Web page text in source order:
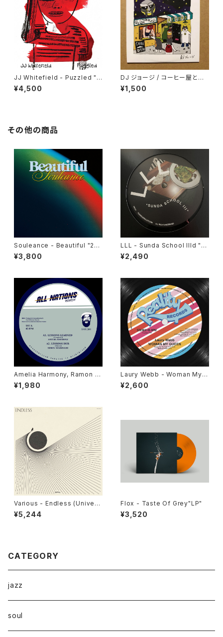
JJ Whitefield - Puzzled "L
P"
¥4,500
DJ ジョージ / コーヒー屋とレ
コード屋がやりたくてCD出しま
した
¥1,500
その他の商品
Souleance - Beautiful "2L
P"
¥3,800
LLL - Sunda School IIId "1
2"
¥2,490
Amelia Harmony, Ramon J
udah, Jah 93, Simon Nyabi
nghi - Lessons Learned "1
¥1,980
Laury Webb - Woman My
Queen "12"
¥2,600
Various - Endless (Univers
al Cosmic Sounds) "LP"
¥5,244
Flox - Taste Of Grey"LP"
¥3,520
CATEGORY
jazz
soul